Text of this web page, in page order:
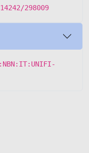
298009